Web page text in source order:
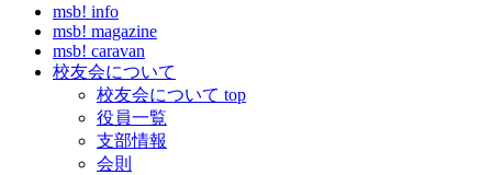
msb! info
msb! magazine
msb! caravan
校友会について
校友会について top
役員一覧
支部情報
会則